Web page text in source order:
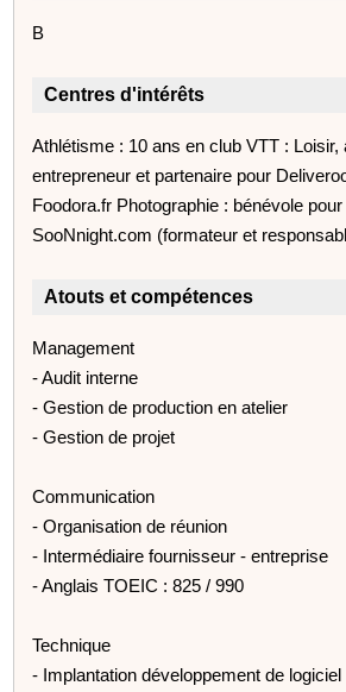
B
Centres d'intérêts
Athlétisme : 10 ans en club VTT : Loisir,
entrepreneur et partenaire pour
Foodora.fr Photographie : bénévole pour
SooNnight.com (formateur et
Atouts et compétences
Management
- Audit interne
- Gestion de production en atelier
- Gestion de projet
Communication
- Organisation de réunion
- Intermédiaire fournisseur - entreprise
- Anglais TOEIC : 825 / 990
Technique
- Implantation développement de